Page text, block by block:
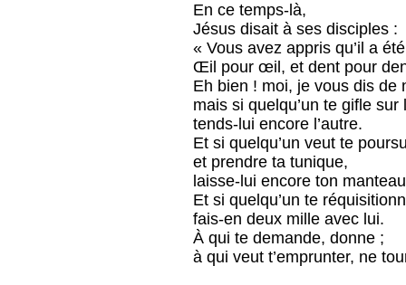
En ce temps-là,
Jésus disait à ses disciples :
« Vous avez appris qu’il a
Œil pour œil, et dent pour
Eh bien ! moi, je vous dis de
mais si quelqu’un te gifle
tends-lui encore l’autre.
Et si quelqu’un veut te
et prendre ta tunique,
laisse-lui encore ton
Et si quelqu’un te
fais-en deux mille avec lui.
À qui te demande, donne ;
à qui veut t’emprunter, ne